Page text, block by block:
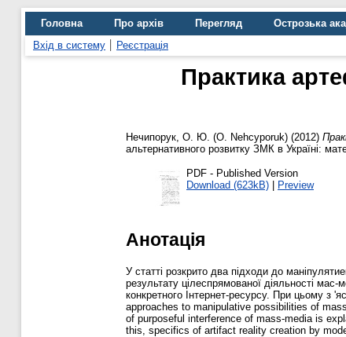
Головна Про архів Перегляд
Острозька
Вхід в систему
Реєстрація
Практика
Нечипорук, О. Ю. (O. Nehcyporuk) (2012)
альтернативного розвитку ЗМК в Україні:
PDF - Published Version
Download (623kB) | Preview
Анотація
У статті розкрито два підходи до
результату цілеспрямованої діяльності
конкретного Інтернет-ресурсу. При цьому з
approaches to manipulative possibilities of
of purposeful interference of mass-media is
this, specifics of artifact reality creation by